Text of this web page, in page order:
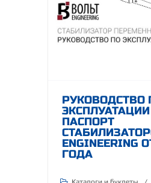
РУКОВОДСТВО
ПАСПОРТ
ENGINEERING
ГОДА